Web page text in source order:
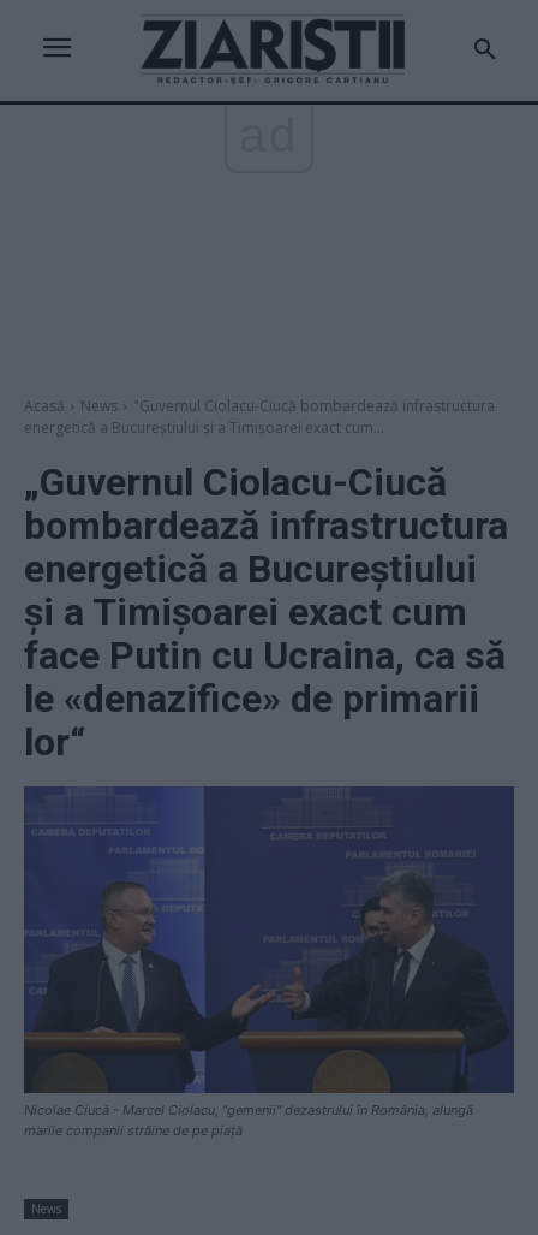
Acasă News
"Guvernul Ciolacu-Ciucă bombardează infrastructura
energetică a Bucureştiului şi a Timişoarei exact cum...
„Guvernul Ciolacu-Ciucă
bombardează infrastructura
energetică a Bucureştiului
şi a Timişoarei exact cum
face Putin cu Ucraina, ca să
le «denazifice» de primarii
lor“
Nicolae Ciucă - Marcel Ciolacu, "gemenii" dezastrului în România, alungă
marile companii străine de pe piață
News